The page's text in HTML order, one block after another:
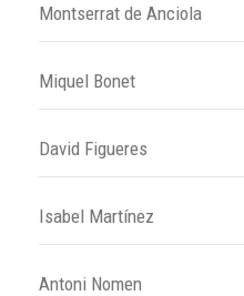
Montserrat de Anciola
Miquel Bonet
David Figueres
Isabel Martínez
Antoni Nomen